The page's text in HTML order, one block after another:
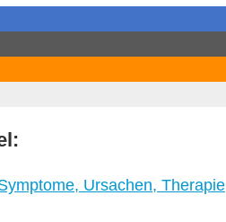
Ursachen, Therapie